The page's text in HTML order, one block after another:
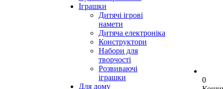
Іграшки
Дитячі ігрові
намети
Дитяча електроніка
Конструктори
Набори для
творчості
Розвиваючі
іграшки
Для дому
0